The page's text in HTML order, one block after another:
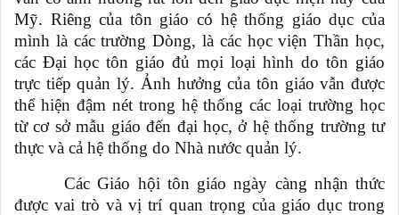
Mỹ. Riêng của tôn giáo có hệ thống giáo dục của
mình là các trường Dòng, là các học viện Thần học,
các Đại học tôn giáo đủ mọi loại hình do tôn giáo
trực tiếp quản lý. Ảnh hưởng của tôn giáo vẫn được
thể hiện đậm nét trong hệ thống các loại trường học
từ cơ sở mẫu giáo đến đại học, ở hệ thống trường tư
thực và cả hệ thống do Nhà nước quản lý.
Các Giáo hội tôn giáo ngày càng nhận thức
được vai trò và vị trí quan trọng của giáo dục trong